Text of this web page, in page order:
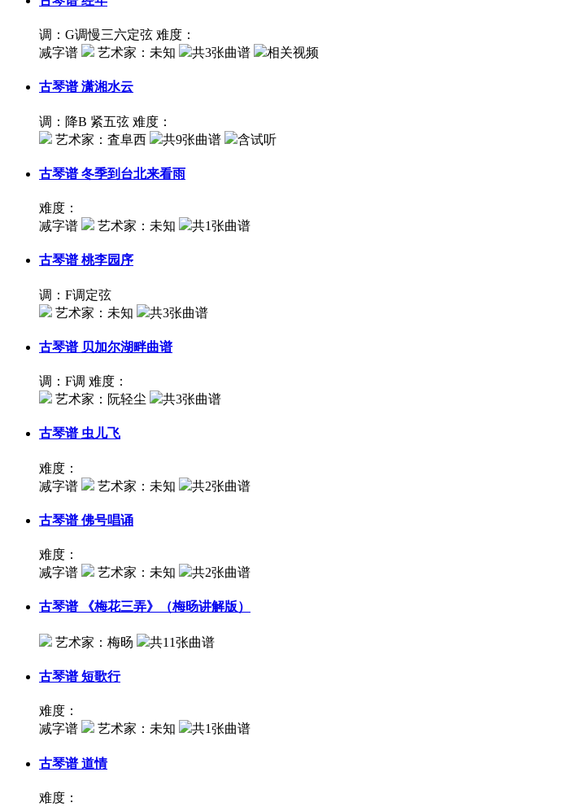
调：G调慢三六定弦 难度：
减字谱
艺术家： 未知 共3张曲谱 相关视频
古琴谱 潇湘水云
调：降B 紧五弦 难度：
艺术家： 査阜西 共9张曲谱 含试听
古琴谱 冬季到台北来看雨
难度：
减字谱
艺术家： 未知 共1张曲谱
古琴谱 桃李园序
调：F调定弦
艺术家： 未知 共3张曲谱
古琴谱 贝加尔湖畔曲谱
调：F调 难度：
艺术家： 阮轻尘 共3张曲谱
古琴谱 虫儿飞
难度：
减字谱
艺术家： 未知 共2张曲谱
古琴谱 佛号唱诵
难度：
减字谱
艺术家： 未知 共2张曲谱
古琴谱 《梅花三弄》（梅旸讲解版）
艺术家： 梅旸 共11张曲谱
古琴谱 短歌行
难度：
减字谱
艺术家： 未知 共1张曲谱
古琴谱 道情
难度：